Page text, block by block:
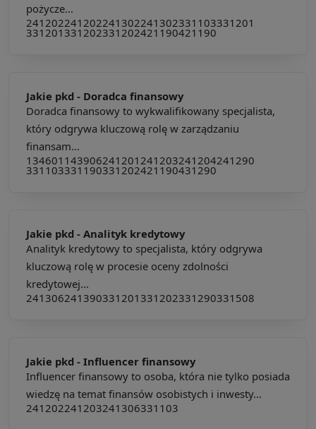
pożycze...
241202241202241302241302331103331201
331201331202331202421190421190
Jakie pkd - Doradca finansowy
Doradca finansowy to wykwalifikowany specjalista,
który odgrywa kluczową rolę w zarządzaniu
finansam...
134601 143906241201 241203241204241290
331103331190331202421190431290
Jakie pkd - Analityk kredytowy
Analityk kredytowy to specjalista, który odgrywa
kluczową rolę w procesie oceny zdolności
kredytowej...
241306241390331201331202331290331508
Jakie pkd - Influencer finansowy
Influencer finansowy to osoba, która nie tylko posiada
wiedzę na temat finansów osobistych i inwesty...
241202241203241306331103